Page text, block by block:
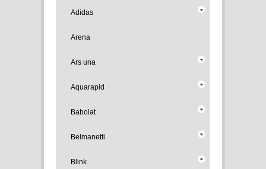
Adidas
Arena
Ars una
Aquarapid
Babolat
Belmanetti
Blink